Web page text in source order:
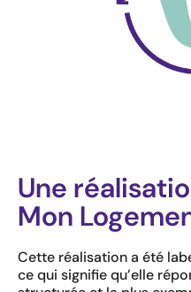
Une
Mon
Cette réalisation a été
ce qui signifie qu’elle